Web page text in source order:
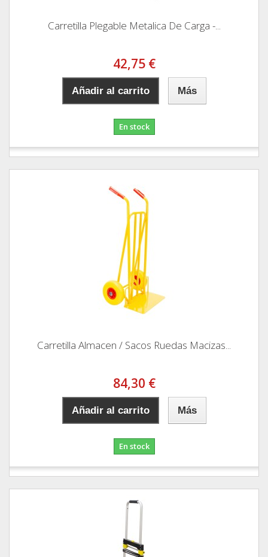
Carretilla Plegable Metalica De Carga -...
42,75 €
Añadir al carrito Más
En stock
Carretilla Almacen / Sacos Ruedas Macizas...
84,30 €
Añadir al carrito Más
En stock